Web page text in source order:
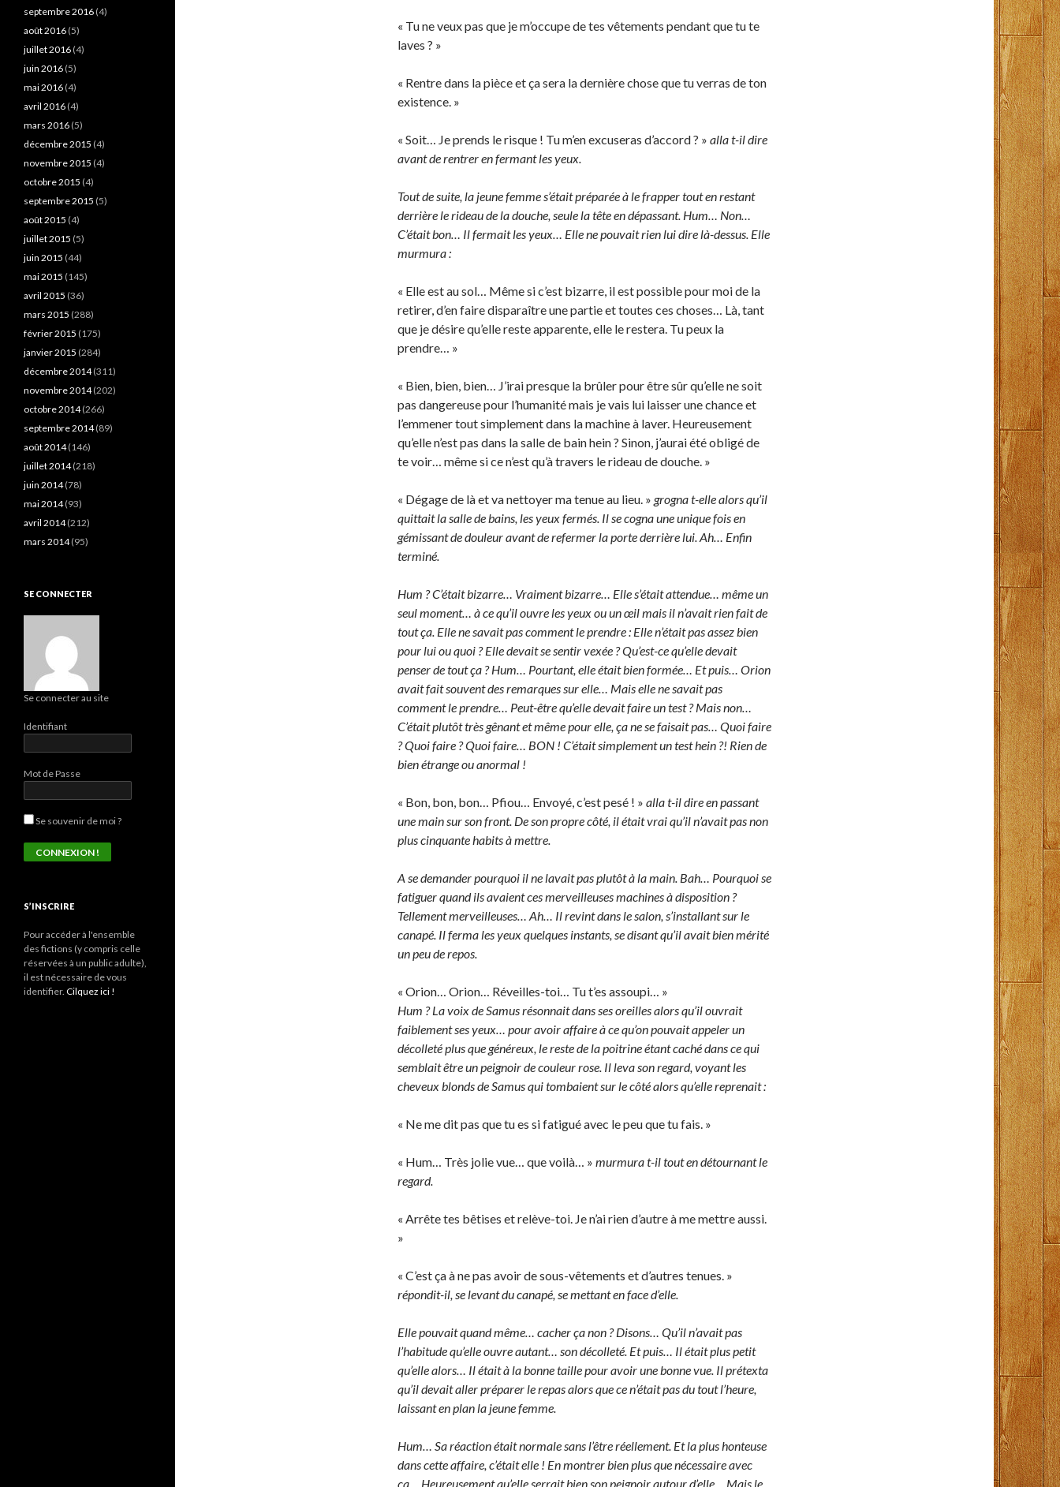
« Tu ne veux pas que je m’occupe de tes vêtements pendant que tu te
laves ? »
« Rentre dans la pièce et ça sera la dernière chose que tu verras de ton
existence. »
« Soit… Je prends le risque ! Tu m’en excuseras d’accord ? » alla t-il dire
avant de rentrer en fermant les yeux.
Tout de suite, la jeune femme s’était préparée à le frapper tout en restant
derrière le rideau de la douche, seule la tête en dépassant. Hum… Non…
C’était bon… Il fermait les yeux… Elle ne pouvait rien lui dire là-dessus. Elle
murmura :
« Elle est au sol… Même si c’est bizarre, il est possible pour moi de la
retirer, d’en faire disparaître une partie et toutes ces choses… Là, tant
que je désire qu’elle reste apparente, elle le restera. Tu peux la
prendre… »
« Bien, bien, bien… J’irai presque la brûler pour être sûr qu’elle ne soit
pas dangereuse pour l’humanité mais je vais lui laisser une chance et
l’emmener tout simplement dans la machine à laver. Heureusement
qu’elle n’est pas dans la salle de bain hein ? Sinon, j’aurai été obligé de
te voir… même si ce n’est qu’à travers le rideau de douche. »
« Dégage de là et va nettoyer ma tenue au lieu. » grogna t-elle alors qu’il
quittait la salle de bains, les yeux fermés. Il se cogna une unique fois en
gémissant de douleur avant de refermer la porte derrière lui. Ah… Enfin
terminé.
Hum ? C’était bizarre… Vraiment bizarre… Elle s’était attendue… même un
seul moment… à ce qu’il ouvre les yeux ou un œil mais il n’avait rien fait de
tout ça. Elle ne savait pas comment le prendre : Elle n’était pas assez bien
pour lui ou quoi ? Elle devait se sentir vexée ? Qu’est-ce qu’elle devait
penser de tout ça ? Hum… Pourtant, elle était bien formée… Et puis… Orion
avait fait souvent des remarques sur elle… Mais elle ne savait pas
comment le prendre… Peut-être qu’elle devait faire un test ? Mais non…
C’était plutôt très gênant et même pour elle, ça ne se faisait pas… Quoi faire
? Quoi faire ? Quoi faire… BON ! C’était simplement un test hein ?! Rien de
bien étrange ou anormal !
« Bon, bon, bon… Pfiou… Envoyé, c’est pesé ! » alla t-il dire en passant
une main sur son front. De son propre côté, il était vrai qu’il n’avait pas non
plus cinquante habits à mettre.
A se demander pourquoi il ne lavait pas plutôt à la main. Bah… Pourquoi se
fatiguer quand ils avaient ces merveilleuses machines à disposition ?
Tellement merveilleuses… Ah… Il revint dans le salon, s’installant sur le
canapé. Il ferma les yeux quelques instants, se disant qu’il avait bien mérité
un peu de repos.
« Orion… Orion… Réveilles-toi… Tu t’es assoupi… »
Hum ? La voix de Samus résonnait dans ses oreilles alors qu’il ouvrait
faiblement ses yeux… pour avoir affaire à ce qu’on pouvait appeler un
décolleté plus que généreux, le reste de la poitrine étant caché dans ce qui
semblait être un peignoir de couleur rose. Il leva son regard, voyant les
cheveux blonds de Samus qui tombaient sur le côté alors qu’elle reprenait :
« Ne me dit pas que tu es si fatigué avec le peu que tu fais. »
« Hum… Très jolie vue… que voilà… » murmura t-il tout en détournant le
regard.
« Arrête tes bêtises et relève-toi. Je n’ai rien d’autre à me mettre aussi.
»
« C’est ça à ne pas avoir de sous-vêtements et d’autres tenues. »
répondit-il, se levant du canapé, se mettant en face d’elle.
Elle pouvait quand même… cacher ça non ? Disons… Qu’il n’avait pas
l’habitude qu’elle ouvre autant… son décolleté. Et puis… Il était plus petit
qu’elle alors… Il était à la bonne taille pour avoir une bonne vue. Il prétexta
qu’il devait aller préparer le repas alors que ce n’était pas du tout l’heure,
laissant en plan la jeune femme.
Hum… Sa réaction était normale sans l’être réellement. Et la plus honteuse
dans cette affaire, c’était elle ! En montrer bien plus que nécessaire avec
ça… Heureusement qu’elle serrait bien son peignoir autour d’elle… Mais le
septembre 2016 (4)
août 2016 (5)
juillet 2016 (4)
juin 2016 (5)
mai 2016 (4)
avril 2016 (4)
mars 2016 (5)
décembre 2015 (4)
novembre 2015 (4)
octobre 2015 (4)
septembre 2015 (5)
août 2015 (4)
juillet 2015 (5)
juin 2015 (44)
mai 2015 (145)
avril 2015 (36)
mars 2015 (288)
février 2015 (175)
janvier 2015 (284)
décembre 2014(311)
novembre 2014(202)
octobre 2014(266)
septembre 2014(89)
août 2014(146)
juillet 2014(218)
juin 2014(78)
mai 2014(93)
avril 2014(212)
mars 2014(95)
SE CONNECTER
Se connecter au site
Identifiant
Mot de Passe
Se souvenir de moi ?
S’INSCRIRE
Pour accéder à l'ensemble
des fictions (y compris celle
réservées à un public adulte),
il est nécessaire de vous
identifier. Cilquez ici !